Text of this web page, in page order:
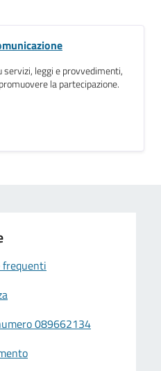
leggi e provvedimenti,
la partecipazione.
frequenti
089662134